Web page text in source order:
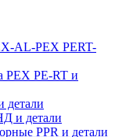
AL-PEX PERT-
PEX PE-RT и
и детали
PPR и детали